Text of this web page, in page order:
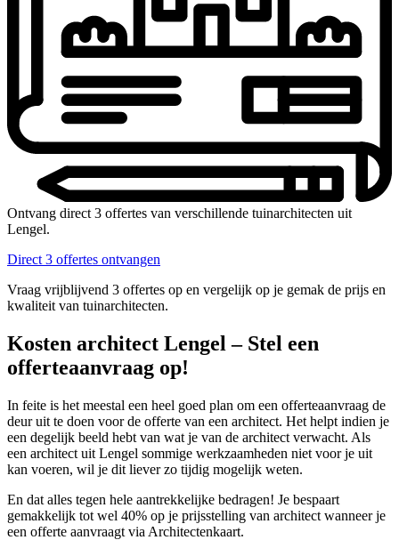
Ontvang direct 3 offertes van verschillende tuinarchitecten uit
Lengel.
Direct 3 offertes ontvangen
Vraag vrijblijvend 3 offertes op en vergelijk op je gemak de prijs en
kwaliteit van tuinarchitecten.
Kosten architect Lengel – Stel een
offerteaanvraag op!
In feite is het meestal een heel goed plan om een offerteaanvraag de
deur uit te doen voor de offerte van een architect. Het helpt indien je
een degelijk beeld hebt van wat je van de architect verwacht. Als
een architect uit Lengel sommige werkzaamheden niet voor je uit
kan voeren, wil je dit liever zo tijdig mogelijk weten.
En dat alles tegen hele aantrekkelijke bedragen! Je bespaart
gemakkelijk tot wel 40% op je prijsstelling van architect wanneer je
een offerte aanvraagt via Architectenkaart.